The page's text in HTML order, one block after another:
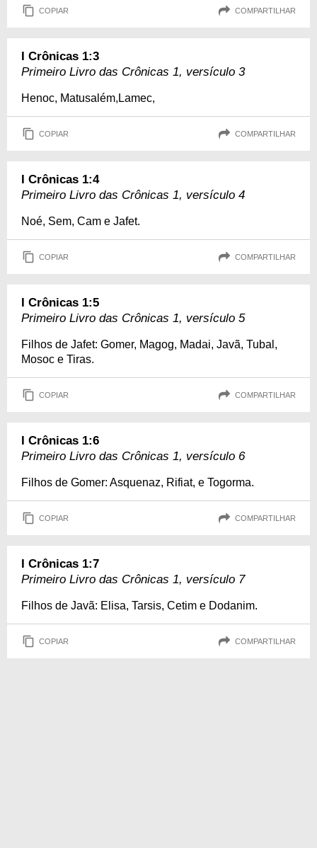
COPIAR COMPARTILHAR
I Crônicas 1:3
Primeiro Livro das Crônicas 1, versículo 3
Henoc, Matusalém,Lamec,
COPIAR COMPARTILHAR
I Crônicas 1:4
Primeiro Livro das Crônicas 1, versículo 4
Noé, Sem, Cam e Jafet.
COPIAR COMPARTILHAR
I Crônicas 1:5
Primeiro Livro das Crônicas 1, versículo 5
Filhos de Jafet: Gomer, Magog, Madai, Javã, Tubal,
Mosoc e Tiras.
COPIAR COMPARTILHAR
I Crônicas 1:6
Primeiro Livro das Crônicas 1, versículo 6
Filhos de Gomer: Asquenaz, Rifiat, e Togorma.
COPIAR COMPARTILHAR
I Crônicas 1:7
Primeiro Livro das Crônicas 1, versículo 7
Filhos de Javã: Elisa, Tarsis, Cetim e Dodanim.
COPIAR COMPARTILHAR